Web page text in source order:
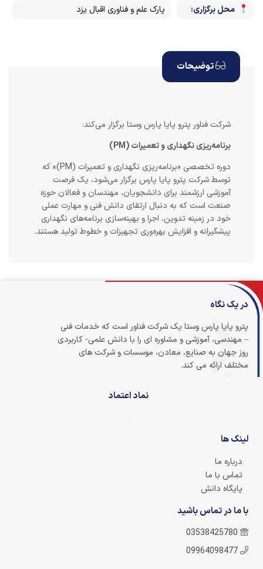
محل برگزاری: پارک علم و فناوری اقبال یزد
توضیحات
شرکت فناور پترو پایا پارس وستا برگزار می‌کند:
برنامه‌ریزی نگهداری و تعمیرات (PM)
دوره تخصصی «برنامه‌ریزی نگهداری و تعمیرات (PM)» که
توسط شرکت پترو پایا پارس برگزار می‌شود، یک فرصت
آموزشی ارزشمند برای دانشجویان، مهندسان و فعالان حوزه
صنعت است که به دنبال ارتقای دانش فنی و مهارت عملی
خود در زمینه تدوین، اجرا و بهینه‌سازی برنامه‌های نگهداری
پیشگیرانه و افزایش بهره‌وری تجهیزات و خطوط تولید هستند.
در یک نگاه
پترو پایا پارس وستا یک شرکت فناور است که خدمات فنی
– مهندسی، آموزشی و مشاوره ای را با دانش علمی- کاربردی
روز جهان به صنایع، معادن، موسسات و شرکت های
مختلف ارائه می کند.
نماد اعتماد
لینک ها
درباره ما
تماس با ما
پایگاه دانش
با ما در تماس باشید
03538425780
09964098477